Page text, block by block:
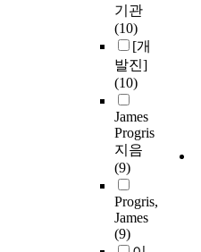
기관
(10)
[개
발진]
(10)
James
Progris
지음
(9)
Progris,
James
(9)